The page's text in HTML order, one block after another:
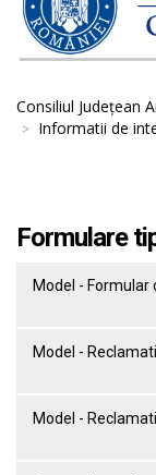
Consiliul Județean
Informatii de
Formulare
Model -
Model -
Model -